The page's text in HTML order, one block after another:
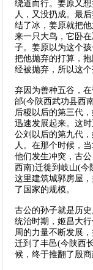
绕道而行。姜原又
人，又没扔成。最
结了冰，姜原就把
来一只大鸟，它卧
子。姜原以为这个
把他抛弃的打算，
经被抛弃，所以这个
弃因为善种五谷，
邰(今陕西武功县西
后稷以后的第三代
迅速发展起来。这
公刘以后的第九代
人。在那个时候，
他们发生冲突，古
西南)迁徙到岐山(今
这里建筑城郭房屋
了国家的规模。
古公的孙子就是历
统治时期，姬昌大
周的力量不断发展
迁到了丰邑(今陕西
候，终于推翻了殷商